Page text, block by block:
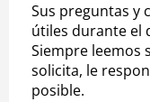
Sus preguntas y
útiles durante el
Siempre leemos
solicita, le
posible.